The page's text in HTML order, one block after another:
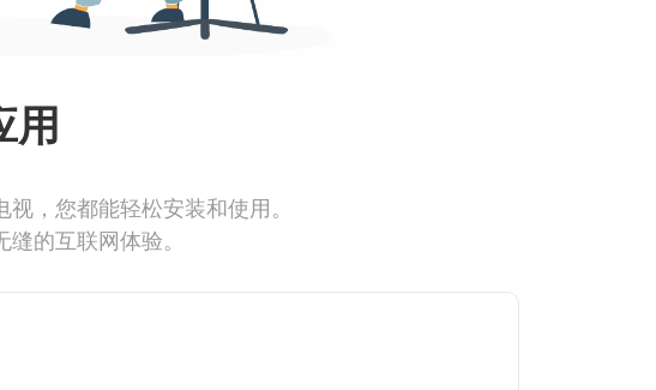
用
，您都能轻松安装和使用。
的互联网体验。